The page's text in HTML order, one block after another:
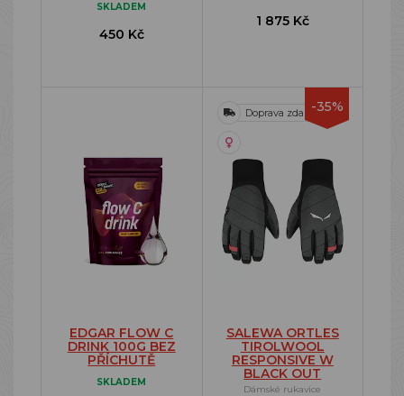
SKLADEM
450 Kč
1 875 Kč
EDGAR FLOW C
DRINK 100G BEZ
PŘÍCHUTĚ
SKLADEM
-35%
Doprava zdarma
SALEWA ORTLES
TIROLWOOL
RESPONSIVE W
BLACK OUT
Dámské rukavice